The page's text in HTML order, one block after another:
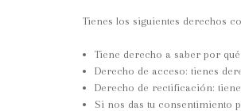
Tienes los siguientes derechos
Tiene derecho a saber por
Derecho de acceso: tienes
Derecho de rectificación:
Si nos das tu consentimiento